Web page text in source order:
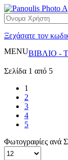
Ξεχάσατε τον
MENUΒΙΒΛΙΟ -
Σελίδα 1 από 5
1
2
3
4
5
Φωτογραφίες ανά